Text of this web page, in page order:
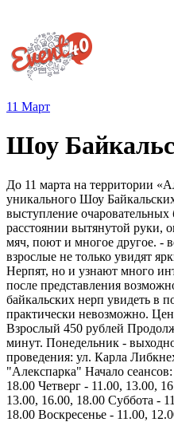
11 Март
Шоу
До 11 марта на территории
уникального Шоу
выступление очаровательных
расстоянии вытянутой руки,
мяч, поют и многое другое. -
взрослые не только увидят
Нерпят, но и узнают много
после представления
байкальских нерп увидеть в
практически невозможно.
Взрослый 450 рублей
минут. Понедельник -
проведения: ул. Карла
"Алекспарка" Начало
18.00 Четверг - 11.00, 13.00,
13.00, 16.00, 18.00 Суббота -
18.00 Воскресенье - 11.00,